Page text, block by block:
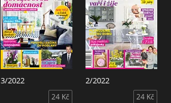
3/2022
24 Kč
2/2022
24 Kč